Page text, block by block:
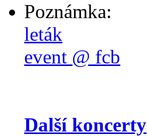
Poznámka:
leták
event @ fcb
Další koncerty